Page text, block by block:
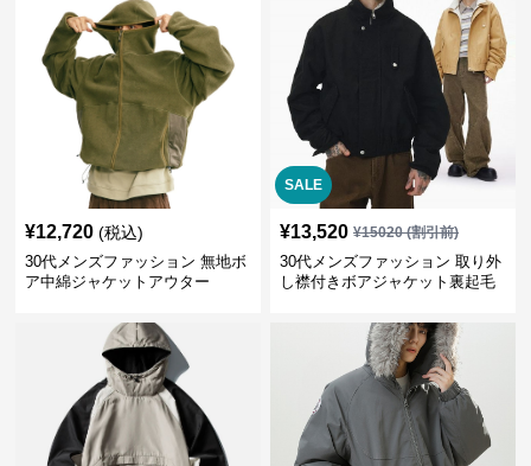
¥12,720 (税込)
30代メンズファッション 無地ボ
ア中綿ジャケットアウター
SALE
¥13,520 ¥15020(割引前)
30代メンズファッション 取り外
し襟付きボアジャケット裏起毛